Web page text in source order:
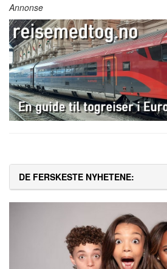
Annonse
DE FERSKESTE NYHETENE: